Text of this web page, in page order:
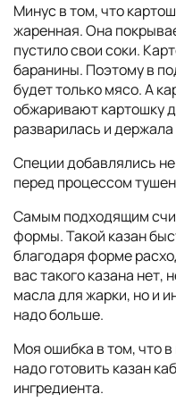
Минус в том, что
жаренная. Она
пустило свои соки.
баранины. Поэтому в
будет только мясо. А
обжаривают картошку
разварилась и
Специи добавлялись
перед процессом
Самым подходящим
формы. Такой казан
благодаря форме
вас такого казана нет,
масла для жарки, но и
надо больше.
Моя ошибка в том, что
надо готовить казан
ингредиента.